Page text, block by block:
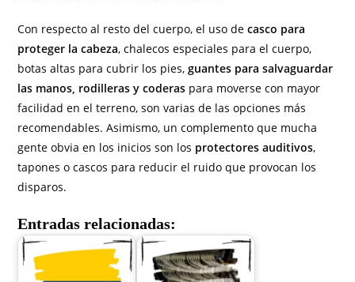
Con respecto al resto del cuerpo, el uso decasco para
proteger la cabeza, chalecos especiales para el cuerpo,
botas altas para cubrir los pies, guantes para salvaguardar
las manos, rodilleras y coderas para moverse con mayor
facilidad en el terreno, son varias de las opciones más
recomendables. Asimismo, un complemento que mucha
gente obvia en los inicios son los protectores auditivos,
tapones o cascos para reducir el ruido que provocan los
disparos.
Entradas relacionadas: